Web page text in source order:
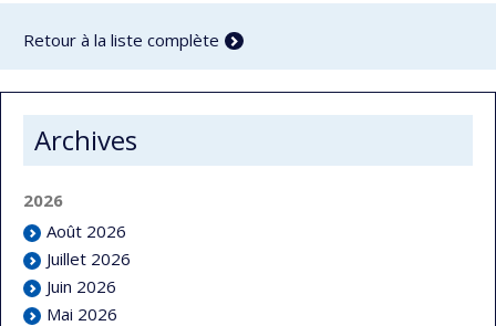
Retour à la liste complète
Archives
2026
Août 2026
Juillet 2026
Juin 2026
Mai 2026